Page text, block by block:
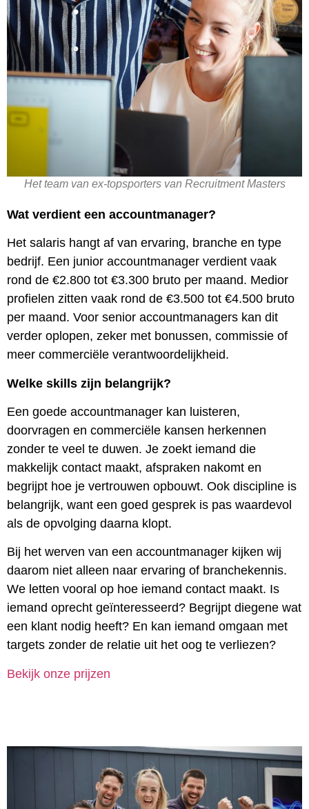
Het team van ex-topsporters van Recruitment Masters
Wat verdient een accountmanager?
Het salaris hangt af van ervaring, branche en type
bedrijf. Een junior accountmanager verdient vaak
rond de €2.800 tot €3.300 bruto per maand. Medior
profielen zitten vaak rond de €3.500 tot €4.500 bruto
per maand. Voor senior accountmanagers kan dit
verder oplopen, zeker met bonussen, commissie of
meer commerciële verantwoordelijkheid.
Welke skills zijn belangrijk?
Een goede accountmanager kan luisteren,
doorvragen en commerciële kansen herkennen
zonder te veel te duwen. Je zoekt iemand die
makkelijk contact maakt, afspraken nakomt en
begrijpt hoe je vertrouwen opbouwt. Ook discipline is
belangrijk, want een goed gesprek is pas waardevol
als de opvolging daarna klopt.
Bij het werven van een accountmanager kijken wij
daarom niet alleen naar ervaring of branchekennis.
We letten vooral op hoe iemand contact maakt. Is
iemand oprecht geïnteresseerd? Begrijpt diegene wat
een klant nodig heeft? En kan iemand omgaan met
targets zonder de relatie uit het oog te verliezen?
Bekijk onze prijzen